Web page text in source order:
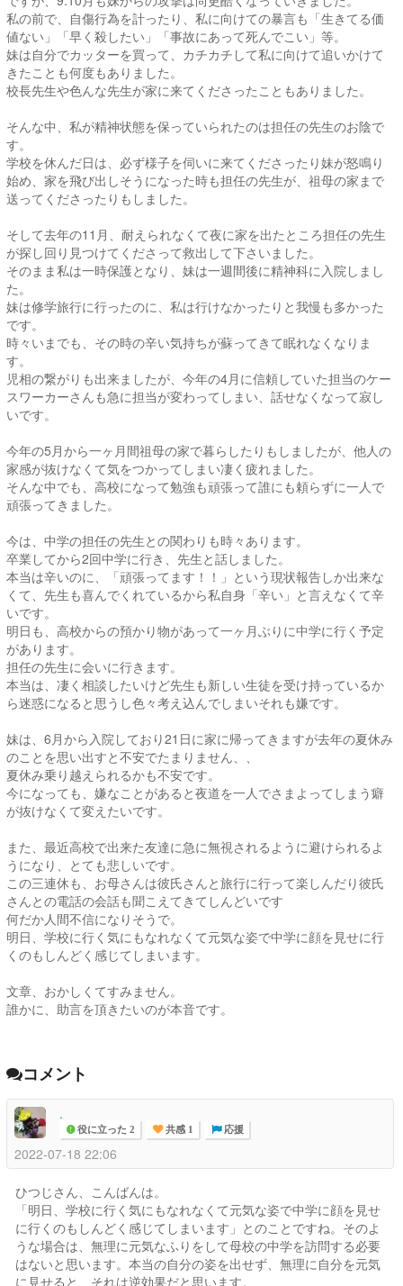
私の前で、自傷行為を計ったり、私に向けての暴言も「生きてる価
値ない」「早く殺したい」「事故にあって死んでこい」等。
妹は自分でカッターを買って、カチカチして私に向けて追いかけて
きたことも何度もありました。
校長先生や色んな先生が家に来てくださったこともありました。
そんな中、私が精神状態を保っていられたのは担任の先生のお陰で
す。
学校を休んだ日は、必ず様子を伺いに来てくださったり妹が怒鳴り
始め、家を飛び出しそうになった時も担任の先生が、祖母の家まで
送ってくださったりもしました。
そして去年の11月、耐えられなくて夜に家を出たところ担任の先生
が探し回り見つけてくださって救出して下さいました。
そのまま私は一時保護となり、妹は一週間後に精神科に入院しまし
た。
妹は修学旅行に行ったのに、私は行けなかったりと我慢も多かった
です。
時々いまでも、その時の辛い気持ちが蘇ってきて眠れなくなりま
す。
児相の繋がりも出来ましたが、今年の4月に信頼していた担当のケー
スワーカーさんも急に担当が変わってしまい、話せなくなって寂し
いです。
今年の5月から一ヶ月間祖母の家で暮らしたりもしましたが、他人の
家感が抜けなくて気をつかってしまい凄く疲れました。
そんな中でも、高校になって勉強も頑張って誰にも頼らずに一人で
頑張ってきました。
今は、中学の担任の先生との関わりも時々あります。
卒業してから2回中学に行き、先生と話しました。
本当は辛いのに、「頑張ってます！！」という現状報告しか出来な
くて、先生も喜んでくれているから私自身「辛い」と言えなくて辛
いです。
明日も、高校からの預かり物があって一ヶ月ぶりに中学に行く予定
があります。
担任の先生に会いに行きます。
本当は、凄く相談したいけど先生も新しい生徒を受け持っているか
ら迷惑になると思うし色々考え込んでしまいそれも嫌です。
妹は、6月から入院しており21日に家に帰ってきますが去年の夏休み
のことを思い出すと不安でたまりません、、
夏休み乗り越えられるかも不安です。
今になっても、嫌なことがあると夜道を一人でさまよってしまう癖
が抜けなくて変えたいです。
また、最近高校で出来た友達に急に無視されるように避けられるよ
うになり、とても悲しいです。
この三連休も、お母さんは彼氏さんと旅行に行って楽しんだり彼氏
さんとの電話の会話も聞こえてきてしんどいです
何だか人間不信になりそうで。
明日、学校に行く気にもなれなくて元気な姿で中学に顔を見せに行
くのもしんどく感じてしまいます。
文章、おかしくてすみません。
誰かに、助言を頂きたいのが本音です。
コメント
.
役に立った 2 共感 1 応援
2022-07-18 22:06
ひつじさん、こんばんは。
「明日、学校に行く気にもなれなくて元気な姿で中学に顔を見せ
に行くのもしんどく感じてしまいます」とのことですね。そのよ
うな場合は、無理に元気なふりをして母校の中学を訪問する必要
はないと思います。本当の自分の姿を出せず、無理に自分を元気
に見せると、それは逆効果だと思います。